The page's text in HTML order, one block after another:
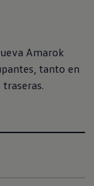
Amarok
tanto en